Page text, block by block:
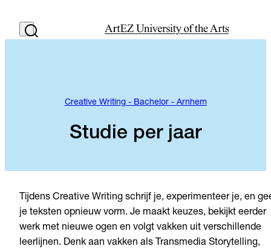
Creative Writing - Bachelor - Arnhem
Studie per jaar
Tijdens Creative Writing schrijf je, experimenteer je, en
je teksten opnieuw vorm. Je maakt keuzes, bekijkt eerder
werk met nieuwe ogen en volgt vakken uit verschillende
leerlijnen. Denk aan vakken als Transmedia Storytelling,